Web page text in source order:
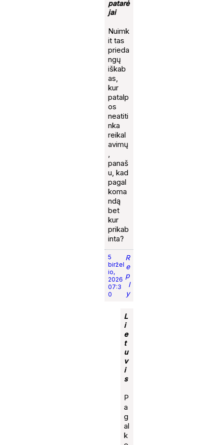
patarė
jai
Nuimk
it tas
prieda
ngų
iškab
as,
kur
patalp
os
neatiti
nka
reikal
avimų
,
panaš
u, kad
pagal
koma
ndą
bet
kur
prikab
inta?
5
biržel
io,
2026
07:3
0
R
e
p
l
y
L
i
e
t
u
v
i
s
P
a
g
al
k